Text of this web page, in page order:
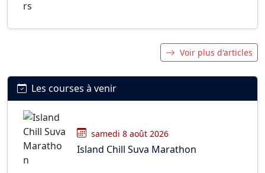
Voir plus d'articles
Les courses à venir
samedi 8 août 2026
Island Chill Suva Marathon